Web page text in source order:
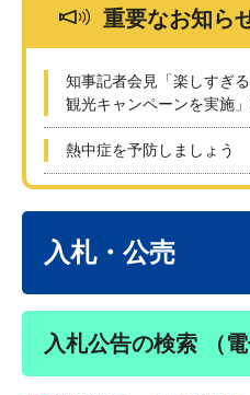
重要なお知ら
知事記者会見「楽しすぎ
観光キャンペーンを実施
熱中症を予防しましょう
入札・公売
入札公告の検索 （